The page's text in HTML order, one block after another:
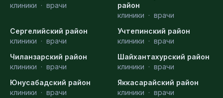
клиники · врачи
район
клиники · врачи
Сергелийский район
клиники · врачи
Учтепинский район
клиники · врачи
Чиланзарский район
клиники · врачи
Шайхантахурский район
клиники · врачи
Юнусабадский район
клиники · врачи
Яккасарайский район
клиники · врачи